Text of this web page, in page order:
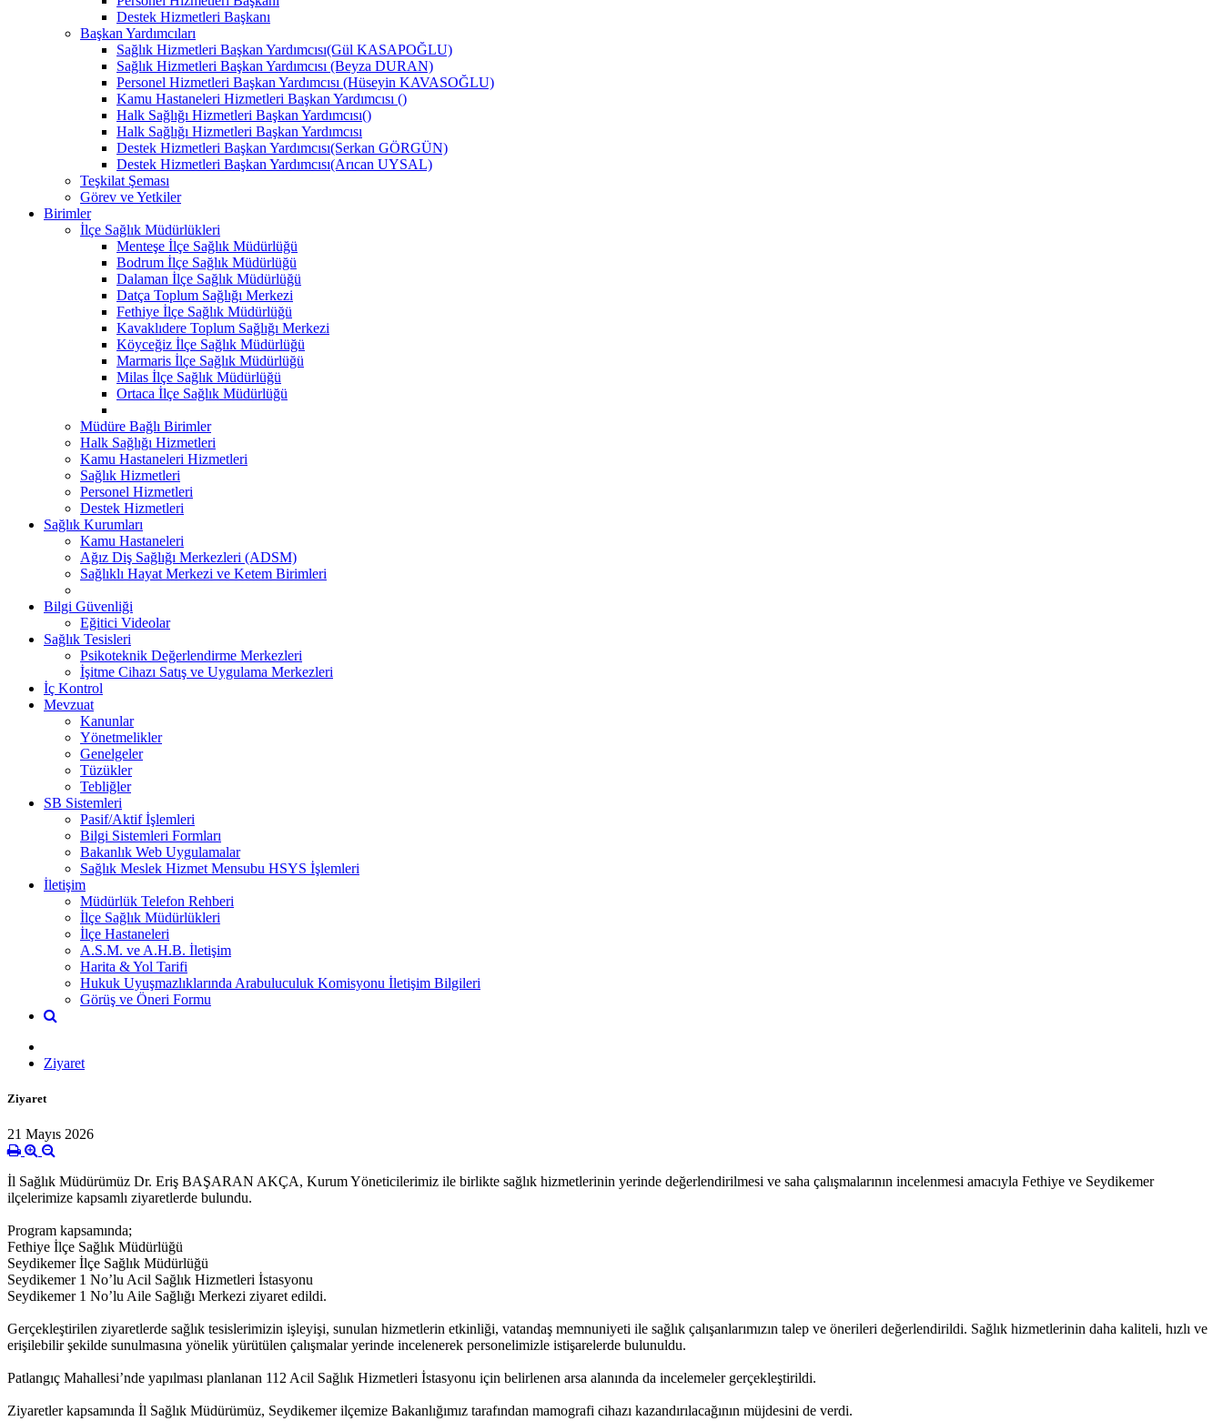
Destek Hizmetleri Başkanı
Başkan Yardımcıları
Sağlık Hizmetleri Başkan Yardımcısı(Gül KASAPOĞLU)
Sağlık Hizmetleri Başkan Yardımcısı (Beyza DURAN)
Personel Hizmetleri Başkan Yardımcısı (Hüseyin KAVASOĞLU)
Kamu Hastaneleri Hizmetleri Başkan Yardımcısı ()
Halk Sağlığı Hizmetleri Başkan Yardımcısı()
Halk Sağlığı Hizmetleri Başkan Yardımcısı
Destek Hizmetleri Başkan Yardımcısı(Serkan GÖRGÜN)
Destek Hizmetleri Başkan Yardımcısı(Arıcan UYSAL)
Teşkilat Şeması
Görev ve Yetkiler
Birimler
İlçe Sağlık Müdürlükleri
Menteşe İlçe Sağlık Müdürlüğü
Bodrum İlçe Sağlık Müdürlüğü
Dalaman İlçe Sağlık Müdürlüğü
Datça Toplum Sağlığı Merkezi
Fethiye İlçe Sağlık Müdürlüğü
Kavaklıdere Toplum Sağlığı Merkezi
Köyceğiz İlçe Sağlık Müdürlüğü
Marmaris İlçe Sağlık Müdürlüğü
Milas İlçe Sağlık Müdürlüğü
Ortaca İlçe Sağlık Müdürlüğü
Müdüre Bağlı Birimler
Halk Sağlığı Hizmetleri
Kamu Hastaneleri Hizmetleri
Sağlık Hizmetleri
Personel Hizmetleri
Destek Hizmetleri
Sağlık Kurumları
Kamu Hastaneleri
Ağız Diş Sağlığı Merkezleri (ADSM)
Sağlıklı Hayat Merkezi ve Ketem Birimleri
Bilgi Güvenliği
Eğitici Videolar
Sağlık Tesisleri
Psikoteknik Değerlendirme Merkezleri
İşitme Cihazı Satış ve Uygulama Merkezleri
İç Kontrol
Mevzuat
Kanunlar
Yönetmelikler
Genelgeler
Tüzükler
Tebliğler
SB Sistemleri
Pasif/Aktif İşlemleri
Bilgi Sistemleri Formları
Bakanlık Web Uygulamalar
Sağlık Meslek Hizmet Mensubu HSYS İşlemleri
İletişim
Müdürlük Telefon Rehberi
İlçe Sağlık Müdürlükleri
İlçe Hastaneleri
A.S.M. ve A.H.B. İletişim
Harita & Yol Tarifi
Hukuk Uyuşmazlıklarında Arabuluculuk Komisyonu İletişim Bilgileri
Görüş ve Öneri Formu
Ziyaret
Ziyaret
21 Mayıs 2026
İl Sağlık Müdürümüz Dr. Eriş BAŞARAN AKÇA, Kurum Yöneticilerimiz ile birlikte sağlık hizmetlerinin yerinde değerlendirilmesi ve saha çalışmalarının incelenmesi amacıyla Fethiye ve Seydikemer
ilçelerimize kapsamlı ziyaretlerde bulundu.
Program kapsamında;
Fethiye İlçe Sağlık Müdürlüğü
Seydikemer İlçe Sağlık Müdürlüğü
Seydikemer 1 No’lu Acil Sağlık Hizmetleri İstasyonu
Seydikemer 1 No’lu Aile Sağlığı Merkezi ziyaret edildi.
Gerçekleştirilen ziyaretlerde sağlık tesislerimizin işleyişi, sunulan hizmetlerin etkinliği, vatandaş memnuniyeti ile sağlık çalışanlarımızın talep ve önerileri değerlendirildi. Sağlık hizmetlerinin daha kaliteli, hızlı ve
erişilebilir şekilde sunulmasına yönelik yürütülen çalışmalar yerinde incelenerek personelimizle istişarelerde bulunuldu.
Patlangıç Mahallesi’nde yapılması planlanan 112 Acil Sağlık Hizmetleri İstasyonu için belirlenen arsa alanında da incelemeler gerçekleştirildi.
Ziyaretler kapsamında İl Sağlık Müdürümüz, Seydikemer ilçemize Bakanlığımız tarafından mamografi cihazı kazandırılacağının müjdesini de verdi.